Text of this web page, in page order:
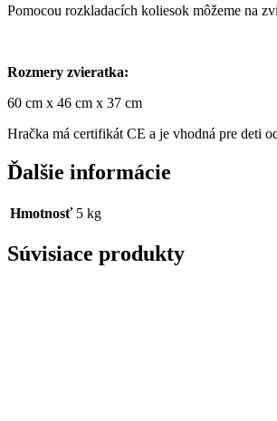
Pomocou rozkladacích koliesok môžeme na
Rozmery zvieratka:
60 cm x 46 cm x 37 cm
Hračka má certifikát CE a je vhodná pre deti
Ďalšie informácie
Hmotnosť 5 kg
Súvisiace produkty